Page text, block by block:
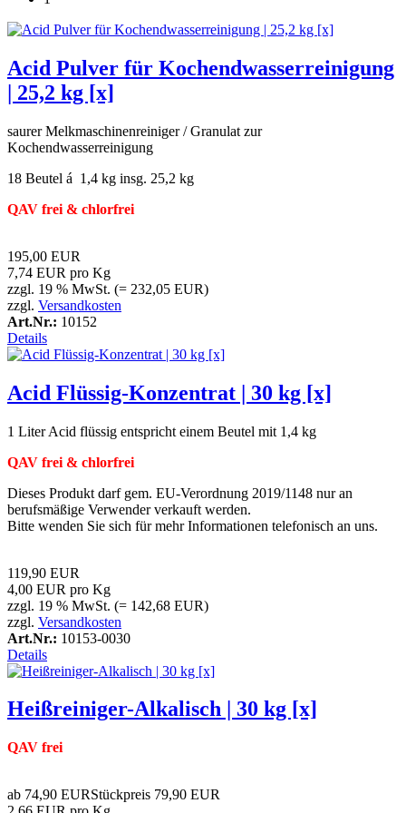
Acid Pulver für Kochendwasserreinigung
| 25,2 kg [x]
saurer Melkmaschinenreiniger / Granulat zur
Kochendwasserreinigung
18 Beutel á 1,4 kg insg. 25,2 kg
QAV frei & chlorfrei
195,00 EUR
7,74 EUR pro Kg
zzgl. 19 % MwSt. (= 232,05 EUR)
zzgl. Versandkosten
Art.Nr.: 10152
Details
Acid Flüssig-Konzentrat | 30 kg [x]
1 Liter Acid flüssig entspricht einem Beutel mit 1,4 kg
QAV frei & chlorfrei
Dieses Produkt darf gem. EU-Verordnung 2019/1148 nur an
berufsmäßige Verwender verkauft werden.
Bitte wenden Sie sich für mehr Informationen telefonisch an uns.
119,90 EUR
4,00 EUR pro Kg
zzgl. 19 % MwSt. (= 142,68 EUR)
zzgl. Versandkosten
Art.Nr.: 10153-0030
Details
Heißreiniger-Alkalisch | 30 kg [x]
QAV frei
ab 74,90 EURStückpreis 79,90 EUR